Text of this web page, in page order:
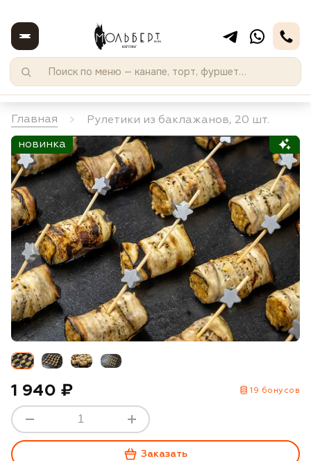
Главная
Рулетики из баклажанов, 20 шт.
новинка
1 940 ₽ 19 бонусов
Заказать